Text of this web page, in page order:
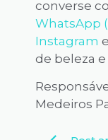
converse
WhatsApp
Instagram e
de beleza
Medeiros